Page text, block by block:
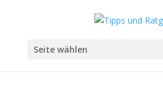
Seite wählen